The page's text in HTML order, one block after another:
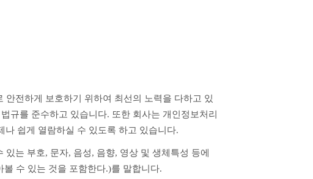
규를 준수하고 있습니다. 또한 회사는 개인정보처리
쉽게 열람하실 수 있도록 하고 있습니다.
는 부호, 문자, 음성, 음향, 영상 및 생체특성 등에
수 있는 것을 포함한다.)를 말합니다.